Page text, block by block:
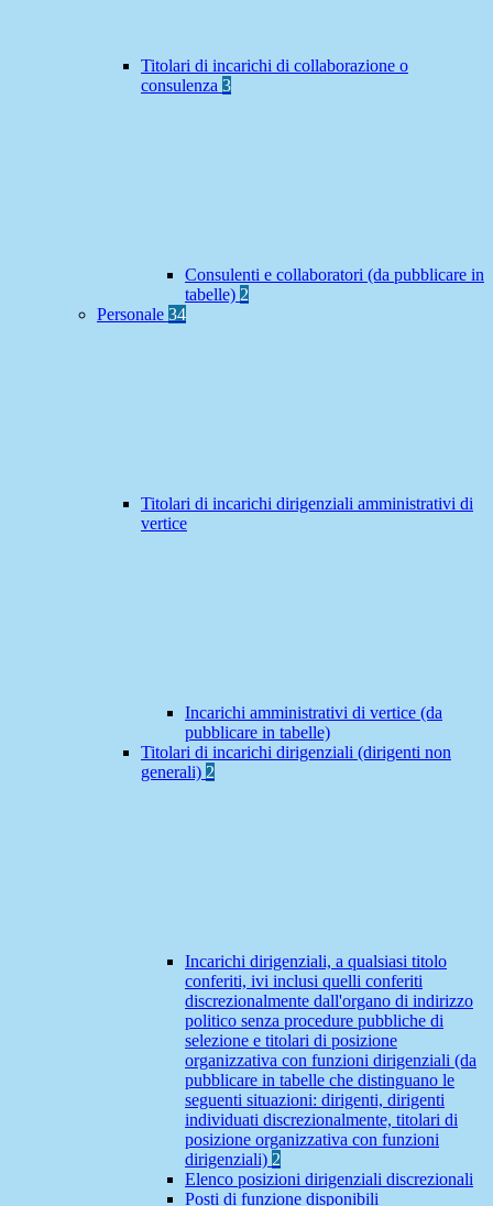
Titolari di incarichi di collaborazione o
consulenza 3
Consulenti e collaboratori (da pubblicare in
tabelle) 2
Personale 34
Titolari di incarichi dirigenziali amministrativi di
vertice
Incarichi amministrativi di vertice (da
pubblicare in tabelle)
Titolari di incarichi dirigenziali (dirigenti non
generali) 2
Incarichi dirigenziali, a qualsiasi titolo
conferiti, ivi inclusi quelli conferiti
discrezionalmente dall'organo di indirizzo
politico senza procedure pubbliche di
selezione e titolari di posizione
organizzativa con funzioni dirigenziali (da
pubblicare in tabelle che distinguano le
seguenti situazioni: dirigenti, dirigenti
individuati discrezionalmente, titolari di
posizione organizzativa con funzioni
dirigenziali) 2
Elenco posizioni dirigenziali discrezionali
Posti di funzione disponibili